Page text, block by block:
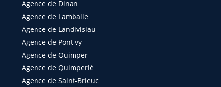
Agence de Dinan
Agence de Lamballe
Agence de Landivisiau
Agence de Pontivy
Agence de Quimper
Agence de Quimperlé
Agence de Saint-Brieuc